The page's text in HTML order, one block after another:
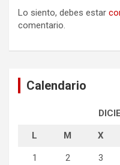
Lo siento, debes estar
comentario.
Calendario
L M X
1 2 3